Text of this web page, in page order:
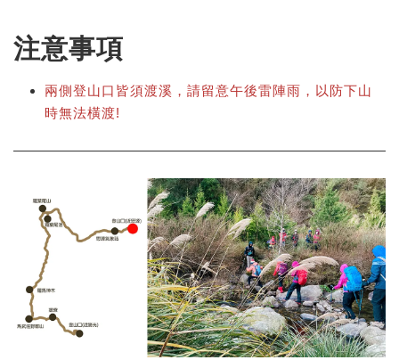
注意事項
兩側登山口皆須渡溪，請留意午後雷陣雨，以防下山
時無法橫渡!